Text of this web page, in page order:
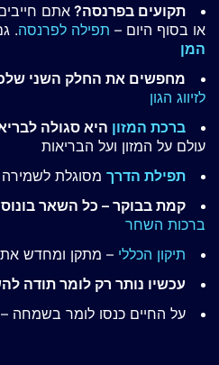
תקועים בפרנסה? אתם
או בסוף היום – תפילה לפרנסה.
המן
מחפשים את החלק השני
לזיווג הגון
ברכת המזון היא סגולה
עולם על המזון ועל הבריאות
תפילת הדרך מסוגלת
קמת בבוקר – כל השאר
ברכות השחר
תיקון הכללי – מתקן ומחדש
עכשיו נותר רק לומר תודה
על החיים כנסו לומר בשמחה –